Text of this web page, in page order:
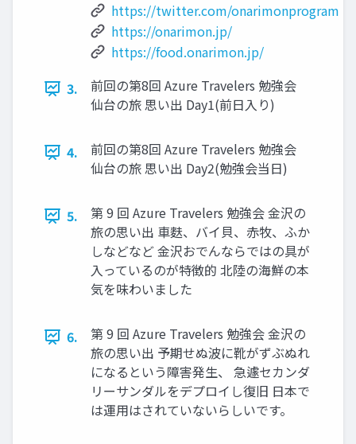
https://twitter.com/onarimonprogram
https://onarimon.jp/
https://food.onarimon.jp/
3.
前回の第8回 Azure Travelers 勉強会
仙台の旅 思い出 Day1(前日入り)
4.
前回の第8回 Azure Travelers 勉強会
仙台の旅 思い出 Day2(勉強会当日)
5.
第 9 回 Azure Travelers 勉強会 金沢の
旅の思い出 車麩、バイ貝、赤牧、ふか
しなどなど 金沢おでんならではの具が
入っているのが特徴的 北陸の海鮮の本
気を味わいました
6.
第 9 回 Azure Travelers 勉強会 金沢の
旅の思い出 予期せぬ波に靴がずぶぬれ
になるという障害発生、 急遽セカンダ
リーサンダルをデプロイし復旧 日本で
は運用はされていないらしいです。